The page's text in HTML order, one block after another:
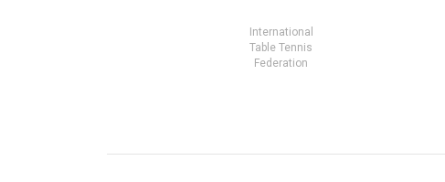
International
Table Tennis
Federation